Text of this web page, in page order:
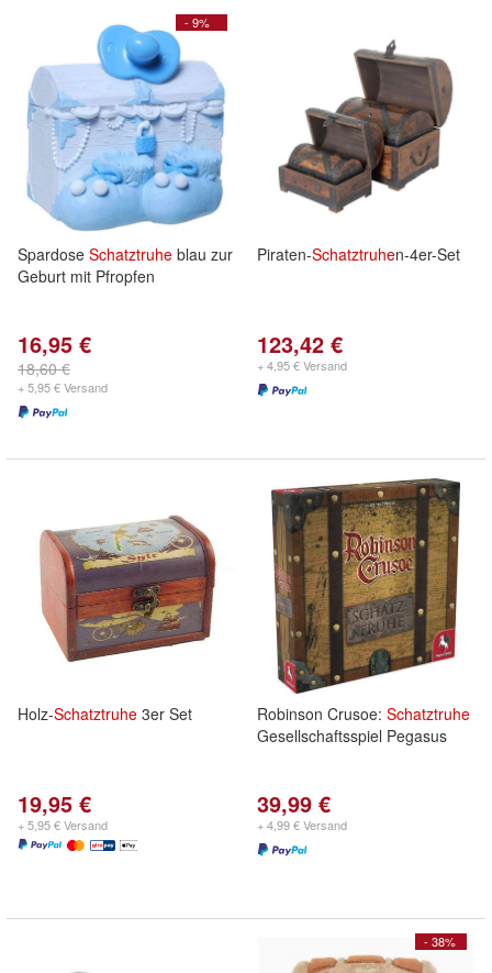
- 9%
Spardose Schatztruhe blau zur
Geburt mit Pfropfen
16,95 €
18,60 €
+ 5,95 € Versand
Piraten-Schatztruhen-4er-Set
123,42 €
+ 4,95 € Versand
Holz-Schatztruhe 3er Set
19,95 €
+ 5,95 € Versand
Robinson Crusoe: Schatztruhe
Gesellschaftsspiel Pegasus
39,99 €
+ 4,99 € Versand
- 38%